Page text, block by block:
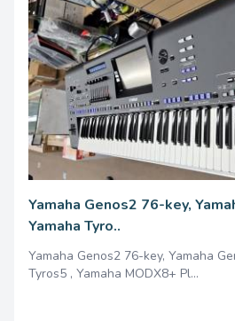
Yamaha Genos2 76-key,
Yamaha Tyro..
Yamaha Genos2 76-key, Yamaha
Tyros5 , Yamaha MODX8+ Pl...